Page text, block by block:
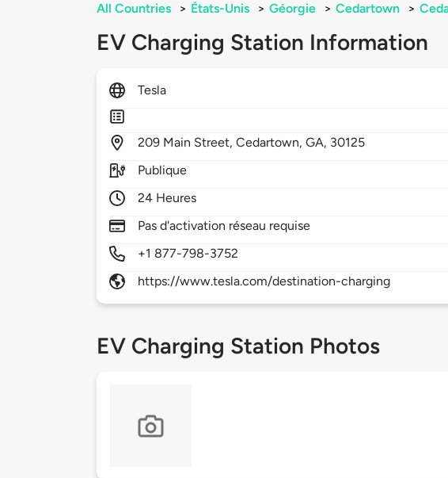
All Countries > États-Unis > Géorgie > Cedartown >
EV Charging Station Information
Tesla
209 Main Street,Cedartown,GA, 30125
Publique
24 Heures
Pas d'activation réseau requise
+1 877-798-3752
https://www.tesla.com/destination-charging
EV Charging Station Photos